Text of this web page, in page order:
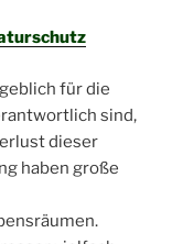
für die
sind,
dieser
haben große